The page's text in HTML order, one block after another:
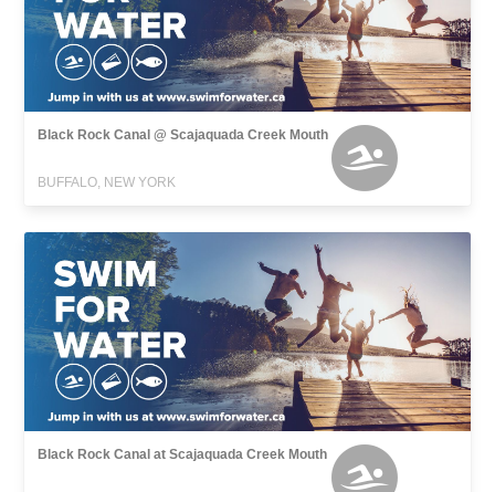
Black Rock Canal @ Scajaquada Creek Mouth
BUFFALO, NEW YORK
Black Rock Canal at Scajaquada Creek Mouth